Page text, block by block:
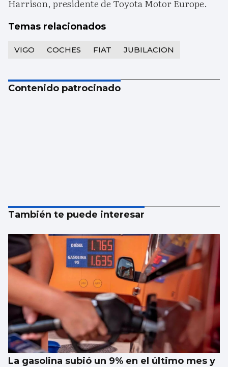
Harrison, presidente de Toyota Motor Europe.
Temas relacionados
VIGO COCHES FIAT JUBILACION
Contenido patrocinado
También te puede interesar
La gasolina subió un 9% en el último mes y